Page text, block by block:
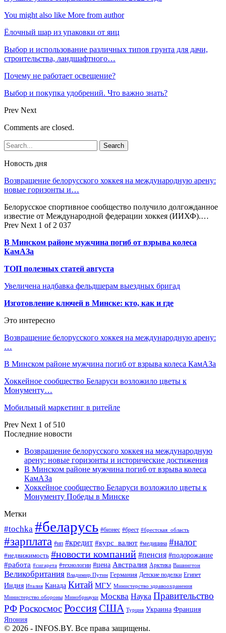
You might also like More from author
Ёлочный шар из упаковки от яиц
Выбор и использование различных типов грунта для дачи,
строительства, ландшафтного…
Почему не работает освещение?
Выбор и покупка удобрений. Что важно знать?
Prev Next
Comments are closed.
Новость дня
Возвращение белорусского хоккея на международную арену:
новые горизонты и…
Белорусское спортивное сообщество получило долгожданное
известие от Международной федерации хоккея (ИИХФ).…
Prev Next 1 of 2 037
В Минском районе мужчина погиб от взрыва колеса
КамАЗа
ТОП полезных статей августа
Увеличена надбавка фельдшерам выездных бригад
Изготовление ключей в Минске: кто, как и где
Это интересно
Возвращение белорусского хоккея на международную арену:
…
В Минском районе мужчина погиб от взрыва колеса КамАЗа
Хоккейное сообщество Беларуси возложило цветы к
Монументу…
Мобильный маркетинг в ритейле
Prev Next 1 of 510
Последние новости
Возвращение белорусского хоккея на международную
арену: новые горизонты и исторические достижения
В Минском районе мужчина погиб от взрыва колеса
КамАЗа
Хоккейное сообщество Беларуси возложило цветы к
Монументу Победы в Минске
Метки
#tochka #беларусь #бизнес #брест #брестская_область
#зарплата #ип #кредит #курс_валют #медицина #налог
#недвижимость #новости компаний #пенсия #подорожание
#работа #сигарета #технологии #цена Австралия Арктика Вашингтон
Великобритания Владимир Путин Германия Детские поделки Египет
Индия Италия Канада Китай МГУ Министерство здравоохранения
Министерство обороны Минобрнауки Москва Наука Правительство
РФРоскосмосРоссияСША Турция Украина Франция
Япония
© 2026 - INFOS.BY. Все права защищены.